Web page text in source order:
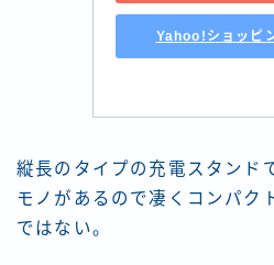
Yahoo!ショッピ
縦長のタイプの充電スタンド
モノがあるので凄くコンパク
ではない。